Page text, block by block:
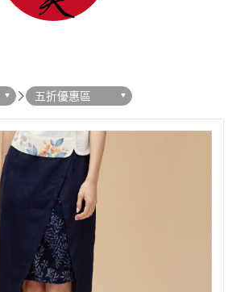
五折優惠區